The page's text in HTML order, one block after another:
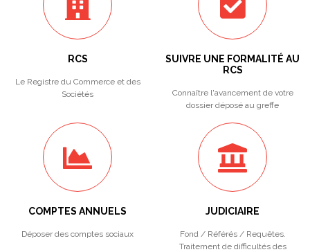
RCS
Le Registre du Commerce et des
Sociétés
SUIVRE UNE FORMALITÉ AU
RCS
Connaître l'avancement de votre
dossier déposé au greffe
COMPTES ANNUELS
Déposer des comptes sociaux
JUDICIAIRE
Fond / Référés / Requêtes.
Traitement de difficultés des